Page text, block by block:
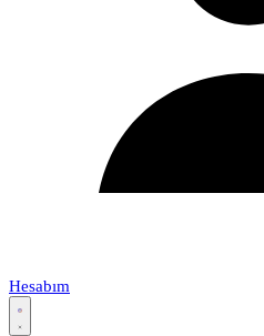
Hesabım